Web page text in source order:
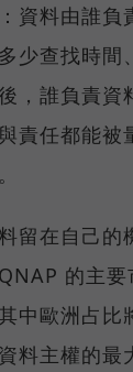
資料由誰負
少查找時間
，誰負責資
責任都能被
留在自己的
的主要
中歐洲占比
料主權的最